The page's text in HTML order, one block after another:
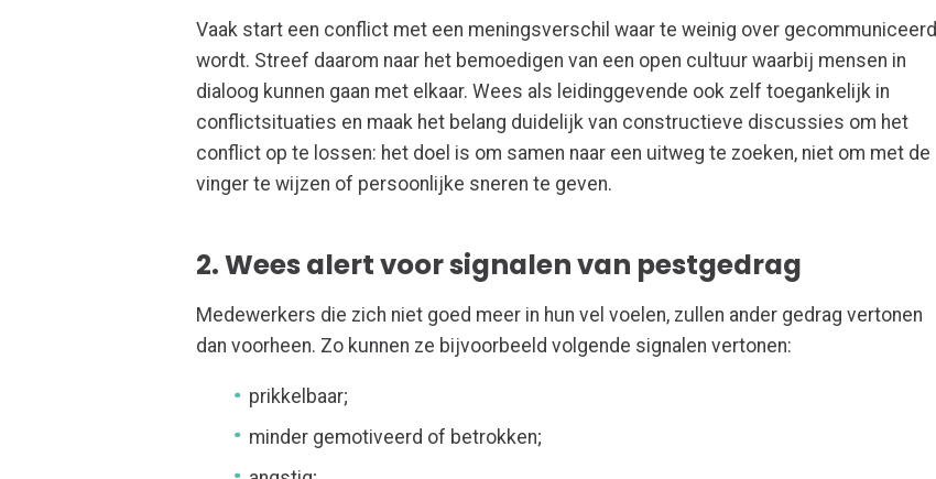
Vaak start een conflict met een meningsverschil waar te weinig over gecommuniceerd
wordt. Streef daarom naar het bemoedigen van een open cultuur waarbij mensen in
dialoog kunnen gaan met elkaar. Wees als leidinggevende ook zelf toegankelijk in
conflictsituaties en maak het belang duidelijk van constructieve discussies om het
conflict op te lossen: het doel is om samen naar een uitweg te zoeken, niet om met de
vinger te wijzen of persoonlijke sneren te geven.
2. Wees alert voor signalen van pestgedrag
Medewerkers die zich niet goed meer in hun vel voelen, zullen ander gedrag vertonen
dan voorheen. Zo kunnen ze bijvoorbeeld volgende signalen vertonen:
prikkelbaar;
minder gemotiveerd of betrokken;